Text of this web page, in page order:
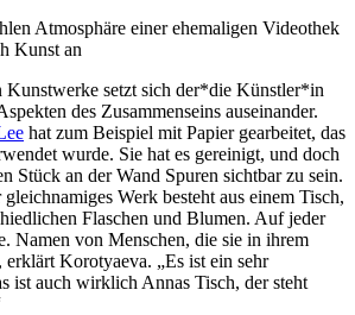
Kunstwerke setzt sich der*die Künstler*in
des Zusammenseins auseinander.
hat zum Beispiel mit Papier gearbeitet, das
wurde. Sie hat es gereinigt, und doch
Stück an der Wand Spuren sichtbar zu sein.
gleichnamiges Werk besteht aus einem Tisch,
Flaschen und Blumen. Auf jeder
Namen von Menschen, die sie in ihrem
erklärt Korotyaeva. „Es ist ein sehr
ist auch wirklich Annas Tisch, der steht